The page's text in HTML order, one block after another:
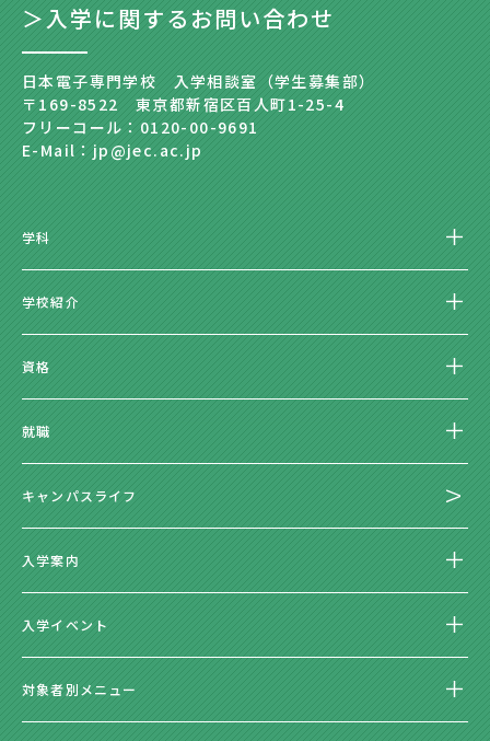
＞入学に関するお問い合わせ
日本電子専門学校 入学相談室（学生募集部）
〒169-8522 東京都新宿区百人町1-25-4
フリーコール：0120-00-9691
E-Mail：jp@jec.ac.jp
学科
学校紹介
資格
就職
キャンパスライフ
入学案内
入学イベント
対象者別メニュー